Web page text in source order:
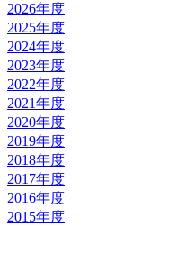
2026年度
2025年度
2024年度
2023年度
2022年度
2021年度
2020年度
2019年度
2018年度
2017年度
2016年度
2015年度